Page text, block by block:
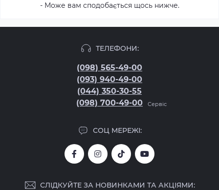
- Може вам сподобається щось нижче.
ТЕЛЕФОНИ:
(098) 565-49-00
(093) 940-49-00
(044) 350-30-55
(098) 700-49-00
Сервіс
СОЦ МЕРЕЖІ:
СЛІДКУЙТЕ ЗА НОВИНКАМИ ТА АКЦІЯМИ: